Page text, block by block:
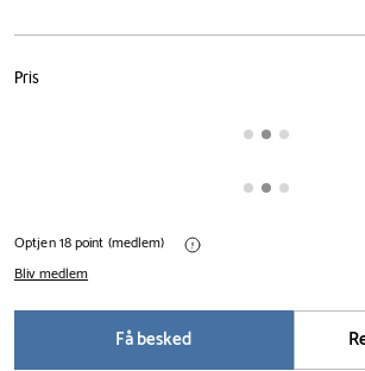
Pris
tabel
Pris
Optjen 18 point (medlem)
Bliv medlem
Få besked